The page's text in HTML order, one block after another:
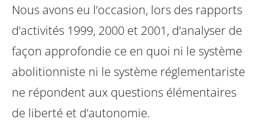
Nous avons eu l’occasion, lors des rapports
d’activités 1999, 2000 et 2001, d’analyser de
façon approfondie ce en quoi ni le système
abolitionniste ni le système réglementariste
ne répondent aux questions élémentaires
de liberté et d’autonomie.